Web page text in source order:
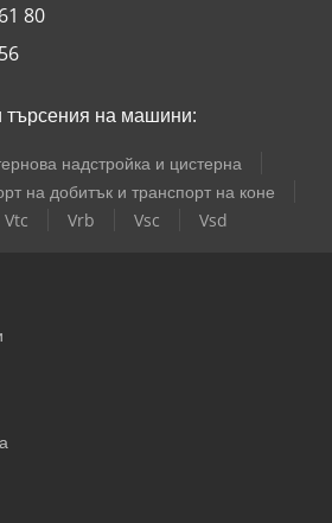
80
търсения на машини:
надстройка и цистерна
на добитък и транспорт на коне
Vtc Vrb Vsc Vsd